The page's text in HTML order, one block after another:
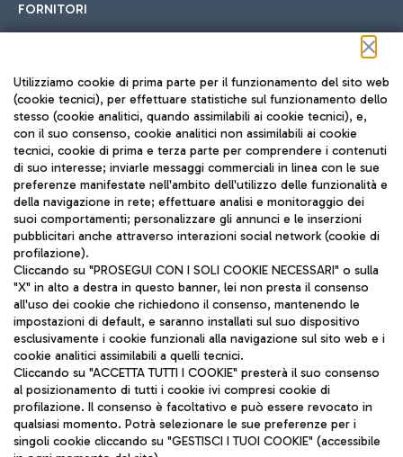
FORNITORI
Seguici sui social
TRAVEL JOURNAL
ITA
Aeroporti di Roma S.p.A. - Società soggetta a direzione e
coordinamento di Mundys S.p.A.
Codice fiscale e Registro delle Imprese di Roma 13032990155 P.
IVA 06572251004
Capitale sociale 62.224.743,00 int. vers.
Sede legale: Via Pier Paolo Racchetti 1 - 00054 Fiumicino (RM)
Utilizziamo cookie di prima parte per il funzionamento del sito web
(cookie tecnici), per effettuare statistiche sul funzionamento dello
stesso (cookie analitici, quando assimilabili ai cookie tecnici), e,
con il suo consenso, cookie analitici non assimilabili ai cookie
tecnici, cookie di prima e terza parte per comprendere i contenuti
di suo interesse; inviarle messaggi commerciali in linea con le sue
preferenze manifestate nell'ambito dell'utilizzo delle funzionalità e
della navigazione in rete; effettuare analisi e monitoraggio dei
suoi comportamenti; personalizzare gli annunci e le inserzioni
pubblicitari anche attraverso interazioni social network (cookie di
profilazione).
Cliccando su "PROSEGUI CON I SOLI COOKIE NECESSARI" o sulla
"X" in alto a destra in questo banner, lei non presta il consenso
all'uso dei cookie che richiedono il consenso, mantenendo le
impostazioni di default, e saranno installati sul suo dispositivo
esclusivamente i cookie funzionali alla navigazione sul sito web e i
cookie analitici assimilabili a quelli tecnici.
Cliccando su "ACCETTA TUTTI I COOKIE" presterà il suo consenso
al posizionamento di tutti i cookie ivi compresi cookie di
profilazione. Il consenso è facoltativo e può essere revocato in
qualsiasi momento. Potrà selezionare le sue preferenze per i
singoli cookie cliccando su "GESTISCI I TUOI COOKIE" (accessibile